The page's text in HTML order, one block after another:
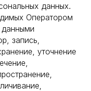
данных.
Оператором
запись,
уточнение